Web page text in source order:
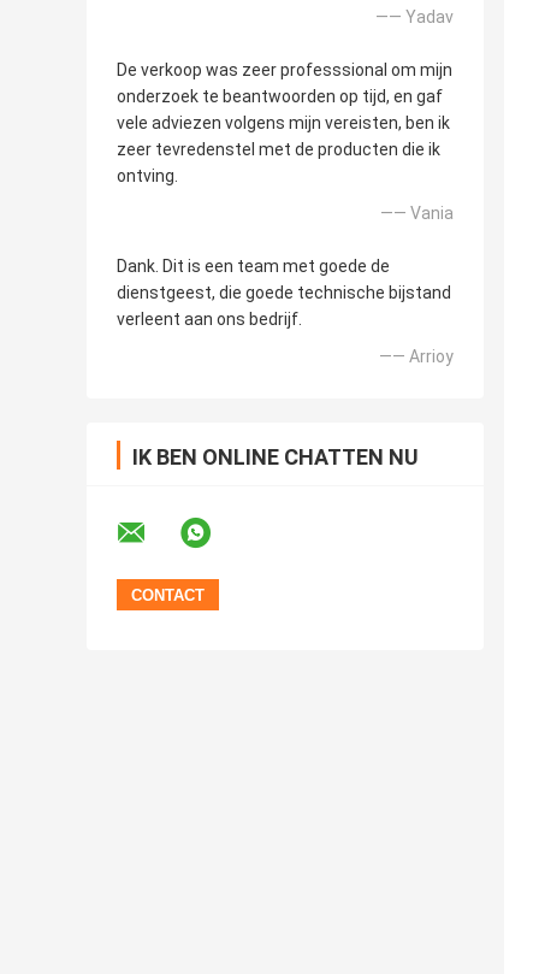
—— Yadav
De verkoop was zeer professsional om mijn
onderzoek te beantwoorden op tijd, en gaf
vele adviezen volgens mijn vereisten, ben ik
zeer tevredenstel met de producten die ik
ontving.
—— Vania
Dank. Dit is een team met goede de
dienstgeest, die goede technische bijstand
verleent aan ons bedrijf.
—— Arrioy
IK BEN ONLINE CHATTEN NU